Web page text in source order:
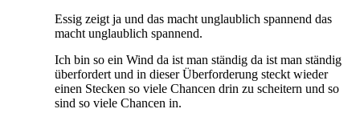
Essig zeigt ja und das macht unglaublich spannend das
macht unglaublich spannend.
Ich bin so ein Wind da ist man ständig da ist man ständig
überfordert und in dieser Überforderung steckt wieder
einen Stecken so viele Chancen drin zu scheitern und so
sind so viele Chancen in.